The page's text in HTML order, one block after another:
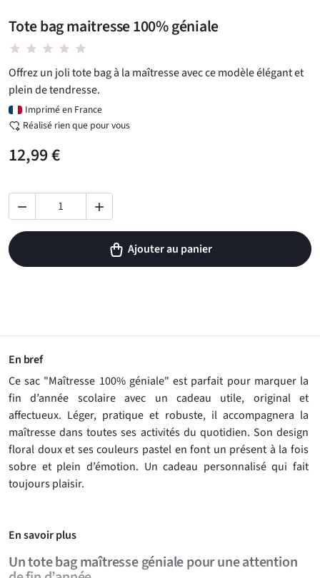
Tote bag maitresse 100% géniale
star star star star star
Offrez un joli tote bag à la maîtresse avec ce modèle élégant et
plein de tendresse.
Imprimé en France
Réalisé rien que pour vous
12,99 €
 
Ajouter au panier
En bref
Ce sac "Maîtresse 100% géniale" est parfait pour marquer la
fin d’année scolaire avec un cadeau utile, original et
affectueux. Léger, pratique et robuste, il accompagnera la
maîtresse dans toutes ses activités du quotidien. Son design
floral doux et ses couleurs pastel en font un présent à la fois
sobre et plein d’émotion. Un cadeau personnalisé qui fait
toujours plaisir.
En savoir plus
Un tote bag maîtresse géniale pour une attention